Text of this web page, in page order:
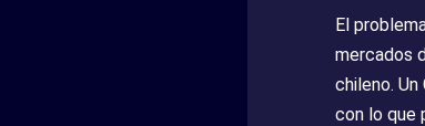
El
mercados
chileno.
con lo que